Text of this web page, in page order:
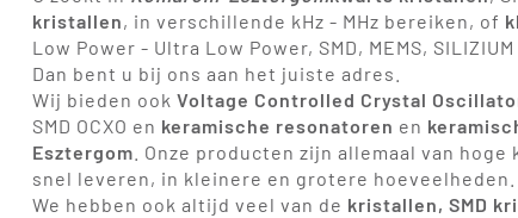
kristallen, in verschillende kHz - MHz bereiken, of
Low Power - Ultra Low Power, SMD, MEMS,
Dan bent u bij ons aan het juiste adres.
Wij bieden ook Voltage Controlled Crystal
SMD OCXO en keramische resonatoren en
Esztergom . Onze producten zijn allemaal van
snel leveren, in kleinere en grotere hoeveelheden.
We hebben ook altijd veel van de kristallen, SMD